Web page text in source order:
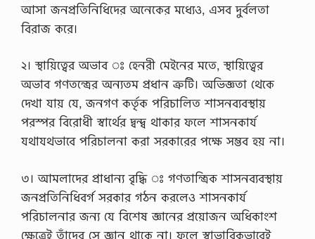
আসা জনপ্রতিনিধিদের অনেকের মধ্যেও, এসব দুর্বলতা
বিরাজ করে।
২। স্থায়িত্বের অভাব ঃ হেনরী মেইনের মতে, স্থায়িত্বের
অভাব গণতন্ত্রের অন্যতম প্রধান ত্রুটি। অভিজ্ঞতা থেকে
দেখা যায় যে, জনগণ কর্তৃক পরিচালিত শাসনব্যবস্থায়
পরস্পর বিরোধী স্বার্থের দ্বন্দ্ব থাকার ফলে শাসনকার্য
যথাযথভাবে পরিচালনা করা সরকারের পক্ষে সম্ভব হয় না।
৩। আমলাদের প্রাধান্য বৃদ্ধি ঃ গণতান্ত্রিক শাসনব্যবস্থায়
জনপ্রতিনিধিবর্গ সরকার গঠন করলেও শাসনকার্য
পরিচালনার জন্য যে বিশেষ জ্ঞানের প্রয়োজন অধিকাংশ
ক্ষেত্রেই তাঁদের সে জ্ঞান থাকে না। ফলে স্বাভাবিকভাবেই